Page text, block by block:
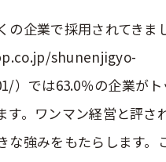
の企業で採用されてきま
shunenjigyo-
では63.0％の企業がト
。ワンマン経営と評さ
な強みをもたらします。